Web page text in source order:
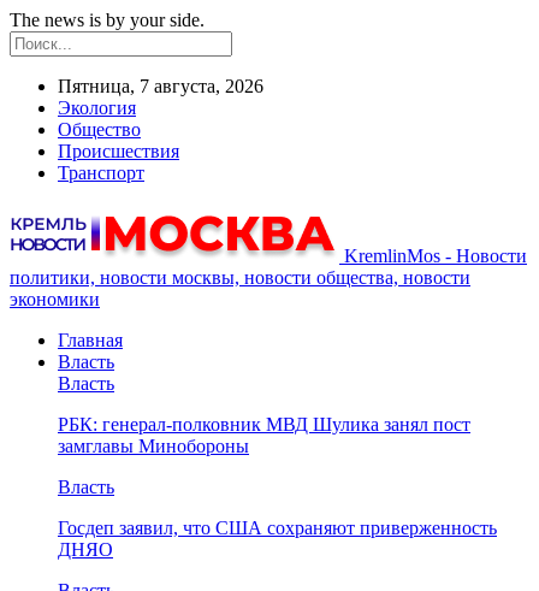
The news is by your side.
Пятница, 7 августа, 2026
Экология
Общество
Происшествия
Транспорт
KremlinMos - Новости
политики, новости москвы, новости общества, новости
экономики
Главная
Власть
Власть
РБК: генерал-полковник МВД Шулика занял пост
замглавы Минобороны
Власть
Госдеп заявил, что США сохраняют приверженность
ДНЯО